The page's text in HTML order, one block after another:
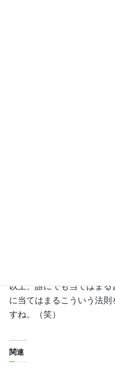
以上、誰にでも当てはま
に当てはまるこういう法
すね。（笑）
関連